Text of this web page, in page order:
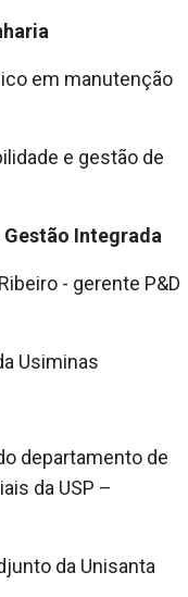
em manutenção
e gestão de
Integrada
- gerente P&D
Usiminas
departamento de
da USP –
da Unisanta